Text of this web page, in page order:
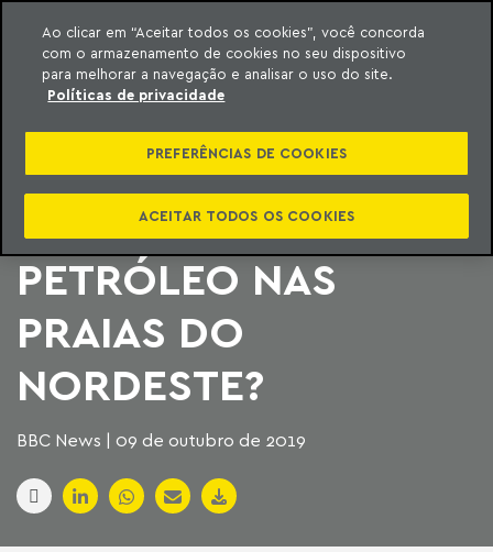
o conteúdo
Machado Meyer
QUEM PODE SER
RESPONSABILIZADO
PELO VAZAMENTO DE
PETRÓLEO NAS
PRAIAS DO
NORDESTE?
BBC News | 09 de outubro de 2019
Ao clicar em “Aceitar todos os cookies”, você concorda
com o armazenamento de cookies no seu dispositivo
para melhorar a navegação e analisar o uso do site.
Políticas de privacidade
PREFERÊNCIAS DE COOKIES
ACEITAR TODOS OS COOKIES